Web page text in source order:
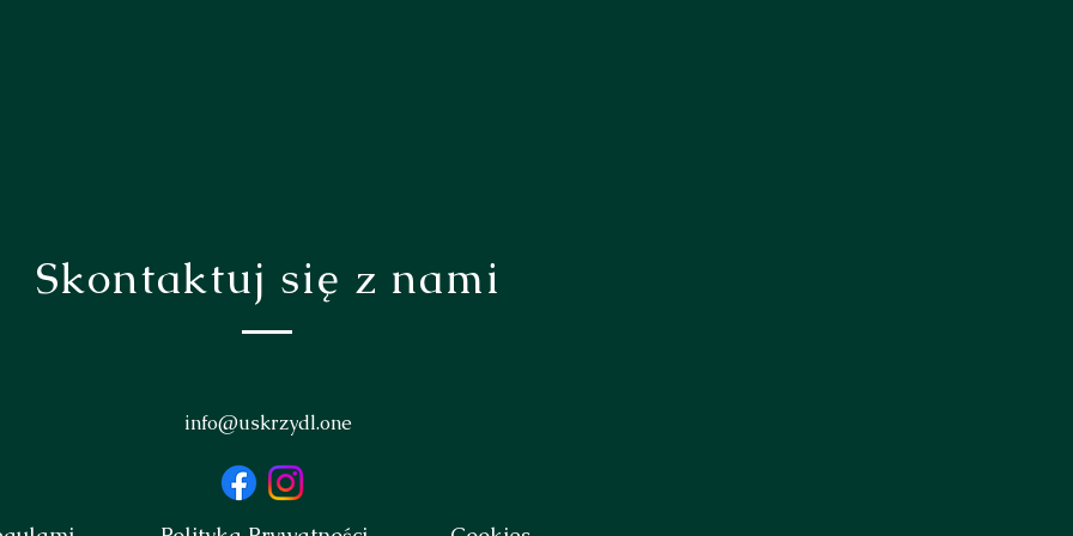
Skontaktuj się z nami
info@uskrzydl.one